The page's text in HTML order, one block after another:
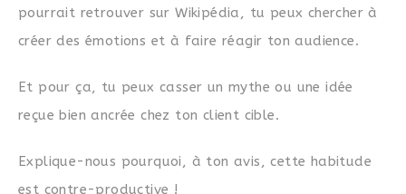
pourrait retrouver sur Wikipédia, tu peux chercher à
créer des émotions et à faire réagir ton audience.
Et pour ça, tu peux casser un mythe ou une idée
reçue bien ancrée chez ton client cible.
Explique-nous pourquoi, à ton avis, cette habitude
est contre-productive !